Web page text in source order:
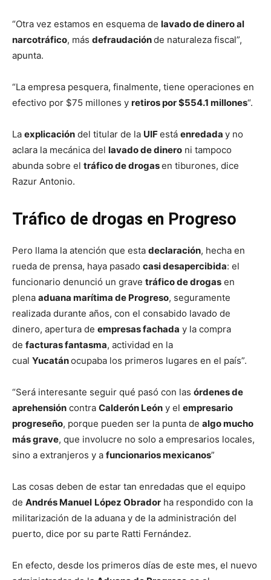
“Otra vez estamos en esquema de lavado de dinero al
narcotráfico, más defraudaciónde naturaleza fiscal”,
apunta.
“La empresa pesquera, finalmente, tiene operaciones en
efectivo por $75 millones y retiros por $554.1 millones“.
La explicación del titular de la UIFestá enredada y no
aclara la mecánica del lavado de dinero ni tampoco
abunda sobre el tráfico de drogasen tiburones, dice
Razur Antonio.
Tráfico de drogas en Progreso
Pero llama la atención que esta declaración, hecha en
rueda de prensa, haya pasado casi desapercibida: el
funcionario denunció un grave tráfico de drogas en
plena aduana marítima de Progreso, seguramente
realizada durante años, con el consabido lavado de
dinero, apertura de empresas fachada y la compra
de facturas fantasma, actividad en la
cual Yucatánocupaba los primeros lugares en el país”.
“Será interesante seguir qué pasó con las órdenes de
aprehensión contra Calderón León y el empresario
progreseño, porque pueden ser la punta de algo mucho
más grave, que involucre no solo a empresarios locales,
sino a extranjeros y a funcionarios mexicanos”
Las cosas deben de estar tan enredadas que el equipo
de Andrés Manuel López Obrador ha respondido con la
militarización de la aduana y de la administración del
puerto, dice por su parte Ratti Fernández.
En efecto, desde los primeros días de este mes, el nuevo